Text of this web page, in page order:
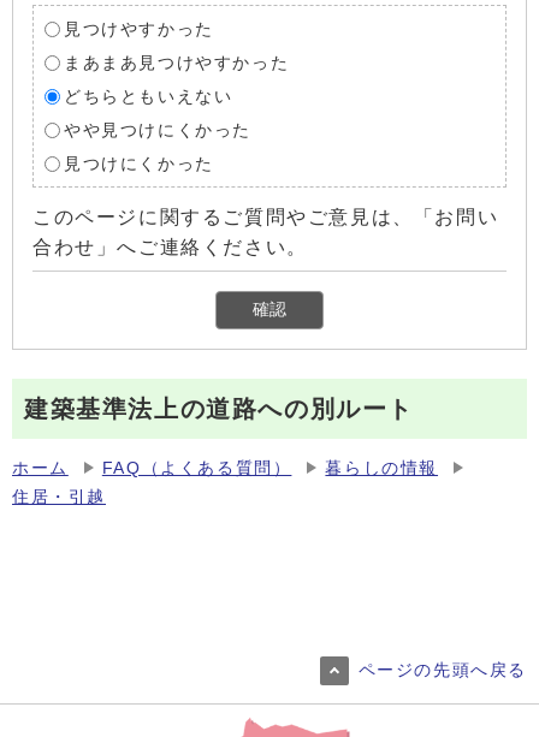
見つけやすかった
まあまあ見つけやすかった
どちらともいえない
やや見つけにくかった
見つけにくかった
このページに関するご質問やご意見は、「お問い
合わせ」へご連絡ください。
建築基準法上の道路への別ルート
ホーム FAQ（よくある質問）
暮らしの情報
住居・引越
ページの先頭へ戻る